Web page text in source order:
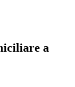
a